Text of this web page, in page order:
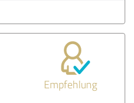
Empfehlung